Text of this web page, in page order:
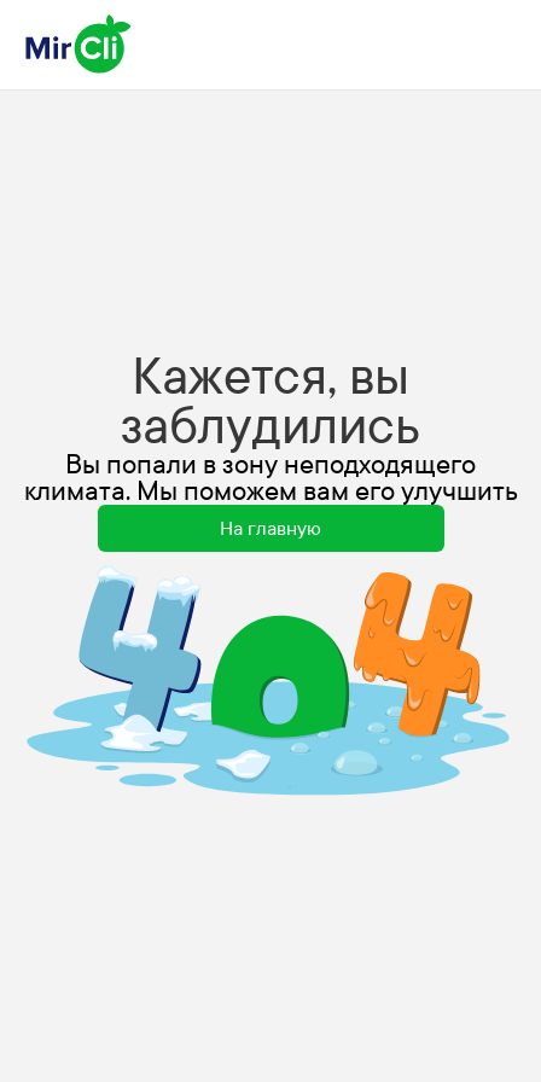
Кажется, вы
заблудились
Вы попали в зону неподходящего
климата. Мы поможем вам его улучшить
На главную